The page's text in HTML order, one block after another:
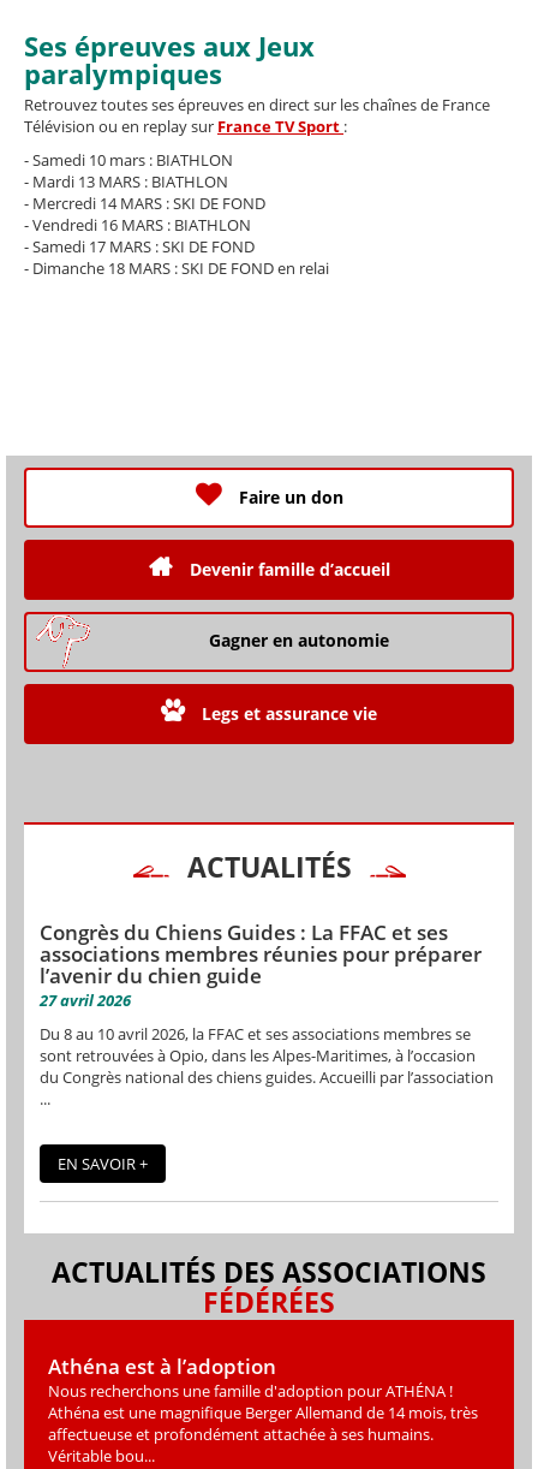
Ses épreuves aux Jeux
paralympiques
Retrouvez toutes ses épreuves en direct sur les chaînes de France
Télévision ou en replay sur France TV Sport :
- Samedi 10 mars : BIATHLON
- Mardi 13 MARS : BIATHLON
- Mercredi 14 MARS : SKI DE FOND
- Vendredi 16 MARS : BIATHLON
- Samedi 17 MARS : SKI DE FOND
- Dimanche 18 MARS : SKI DE FOND en relai
Faire un don
Devenir famille d’accueil
Gagner en autonomie
Legs et assurance vie
ACTUALITÉS
Congrès du Chiens Guides : La FFAC et ses
associations membres réunies pour préparer
l’avenir du chien guide
27 avril 2026
Du 8 au 10 avril 2026, la FFAC et ses associations membres se
sont retrouvées à Opio, dans les Alpes-Maritimes, à l’occasion
du Congrès national des chiens guides. Accueilli par l’association
...
EN SAVOIR +
ACTUALITÉS DES ASSOCIATIONS
FÉDÉRÉES
Athéna est à l’adoption
Nous recherchons une famille d'adoption pour ATHÉNA !
Athéna est une magniﬁque Berger Allemand de 14 mois, très
affectueuse et profondément attachée à ses humains.
Véritable bou...